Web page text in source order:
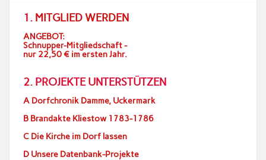
1. MITGLIED WERDEN
ANGEBOT:
Schnupper-Mitgliedschaft -
nur 22,50 € im ersten Jahr.
2. PROJEKTE UNTERSTÜTZEN
A Dorfchronik Damme, Uckermark
B Brandakte Kliestow 1783-1786
C Die Kirche im Dorf lassen
D Unsere Datenbank-Projekte